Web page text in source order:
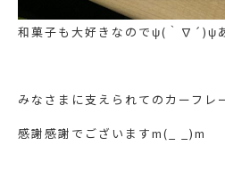
和菓子も大好きなのでψ(｀∇´)ψ
みなさまに支えられてのカーフレ
感謝感謝でございますm(_ _)m